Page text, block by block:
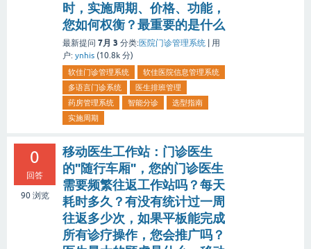
时，实施周期、价格、功能，
您如何权衡？最重要的是什么
最新提问 7月 3 分类:医院门诊管理系统
用
户: ynhis (10.8k 分)
软佳门诊管理系统
软佳医院信息管理系统
多语言门诊系统
医生排班管理
药房管理系统
智能分诊
选型指南
实施周期
0
回答
90浏览
移动医生工作站：门诊医生
的"随行车厢"，您的门诊医生
需要频繁往返工作站吗？每天
耗时多久？有没有统计过一周
往返多少次，如果平板能完成
所有诊疗操作，您会推广吗？